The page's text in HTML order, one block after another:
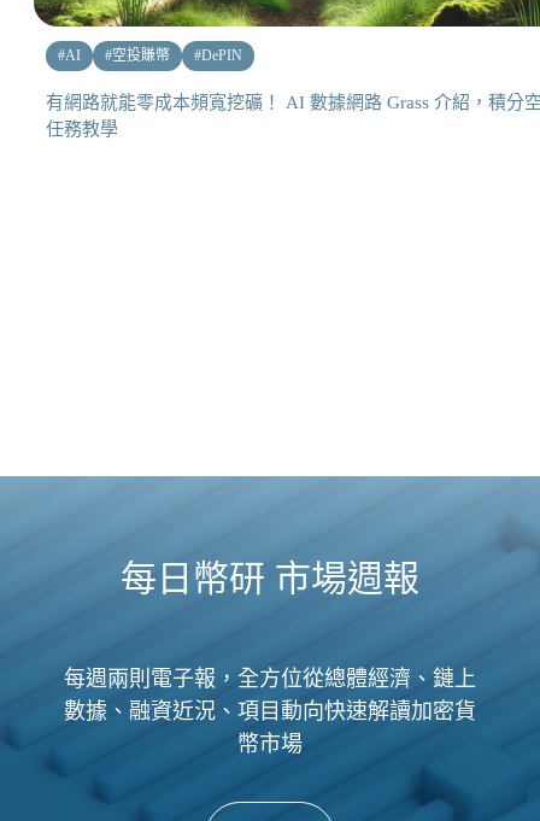
#AI #空投賺幣 #DePIN
有網路就能零成本頻寬挖礦！ AI 數據網路 Grass 介紹，積分
任務教學
每日幣研 市場週報
每週兩則電子報，全方位從總體經濟、鏈上
數據、融資近況、項目動向快速解讀加密貨
幣市場